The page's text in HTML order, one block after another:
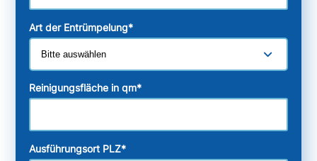
Art der Entrümpelung*
Reinigungsfläche in qm*
Ausführungsort PLZ*